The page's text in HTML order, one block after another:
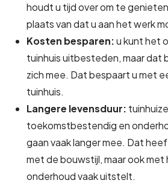
houdt u tijd over om te
plaats van dat u aan het werk
Kosten besparen:u kunt het
tuinhuis uitbesteden, maar dat
zich mee. Dat bespaart u met
tuinhuis.
Langere levensduur:
toekomstbestendig en
gaan vaak langer mee. Dat
met de bouwstijl, maar ook
onderhoud vaak uitstelt.